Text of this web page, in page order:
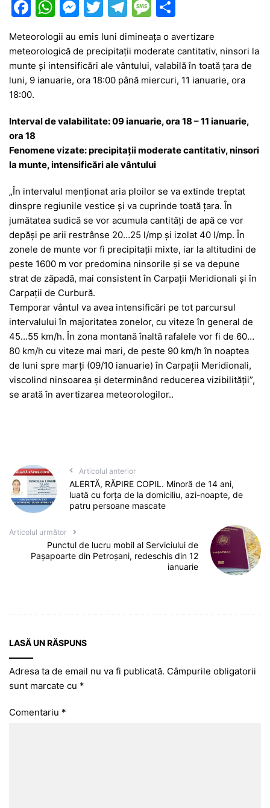
F
c
e
b
o
o
k
W
h
at
s
A
p
M
s
s
e
g
er
T
w
itt
er
T
el
e
gr
a
M
s
s
a
e
ta
je
a
ă
Meteorologii au emis luni dimineața o avertizare
meteorologică de precipitații moderate cantitativ, ninsori la
munte și intensificări ale vântului, valabilă în toată țara de
luni, 9 ianuarie, ora 18:00 până miercuri, 11 ianuarie, ora
18:00.
Intervalde valabilitate: 09 ianuarie, ora 18 – 11 ianuarie,
ora 18
Fenomene vizate: precipitații moderate cantitativ, ninsori
la munte, intensificări ale vântului
„În intervalul menționat aria ploilor se va extinde treptat
dinspre regiunile vestice și va cuprinde toată țara. În
jumătatea sudică se vor acumula cantități de apă ce vor
depăși pe arii restrânse 20…25 l/mp și izolat 40 l/mp. În
zonele de munte vor fi precipitații mixte, iar la altitudini de
peste 1600 m vor predomina ninsorile și se va depune
strat de zăpadă, mai consistent în Carpații Meridionali și în
Carpații de Curbură.
Temporar vântul va avea intensificări pe tot parcursul
intervalului în majoritatea zonelor, cu viteze în general de
45…55 km/h. În zona montană înaltă rafalele vor fi de 60…
80 km/h cu viteze mai mari, de peste 90 km/h în noaptea
de luni spre marți (09/10 ianuarie) în Carpații Meridionali,
viscolind ninsoarea și determinând reducerea vizibilității”,
se arată în avertizarea meteorologilor..
Articolul anterior
ALERTĂ, RĂPIRE COPIL. Minoră de 14 ani,
luată cu forța de la domiciliu, azi-noapte, de
patru persoane mascate
Articolul următor
Punctul de lucru mobil al Serviciului de
Pașapoarte din Petroșani, redeschis din 12
ianuarie
LASĂ UN RĂSPUNS
Adresa ta de email nu va fi publicată. Câmpurile obligatorii
sunt marcate cu *
Comentariu *